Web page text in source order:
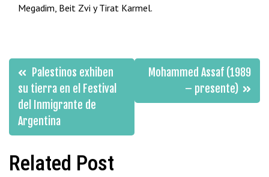
Megadim, Beit Zvi y Tirat Karmel.
Navegación
de
entradas
Palestinos exhiben
su tierra en el Festival
del Inmigrante de
Argentina
Mohammed Assaf (1989
– presente)
Related Post